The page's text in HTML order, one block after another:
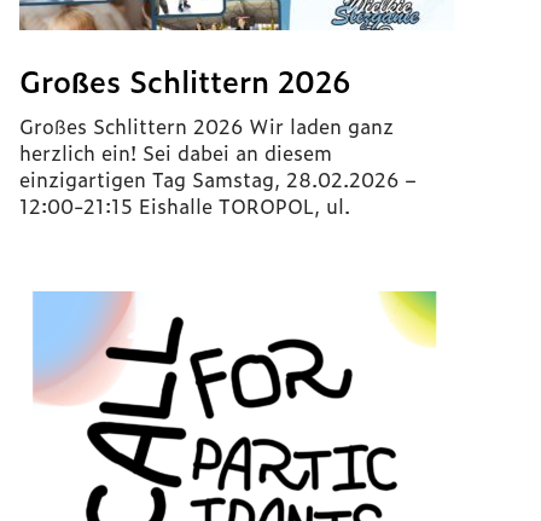
Großes Schlittern 2026
Großes Schlittern 2026 Wir laden ganz
herzlich ein! Sei dabei an diesem
einzigartigen Tag Samstag, 28.02.2026 –
12:00-21:15 Eishalle TOROPOL, ul.